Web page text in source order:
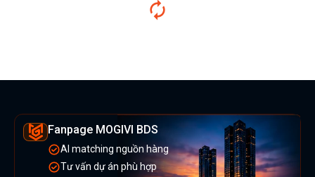
Fanpage MOGIVI BDS
AI matching nguồn hàng
Tư vấn dự án phù hợp